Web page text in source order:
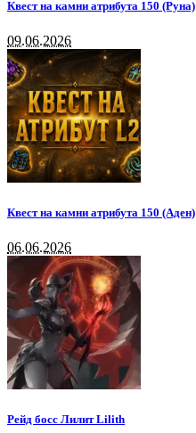
Квест на камни атрибута 150 (Руна)
09.06.2026
Квест на камни атрибута 150 (Аден)
06.06.2026
Рейд босс Лилит Lilith